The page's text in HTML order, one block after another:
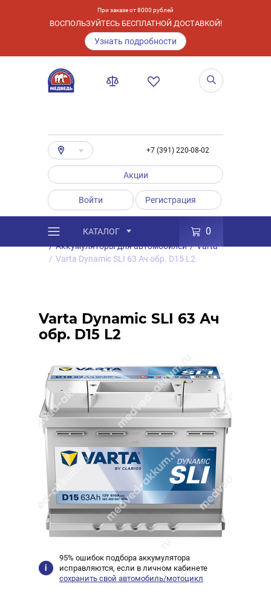
При заказе от 8000 рублей
ВОСПОЛЬЗУЙТЕСЬ БЕСПЛАТНОЙ ДОСТАВКОЙ!
Узнать подробности
+7 (391) 220-08-02
Акции
Войти Регистрация
КАТАЛОГ 0
Каталог / Товары
Аккумуляторы
/ Аккумуляторы для автомобилей / Varta
/ Varta Dynamic SLI 63 Ач обр. D15 L2
Varta Dynamic SLI 63 Ач
обр. D15 L2
95% ошибок подбора аккумулятора
исправляются, если в личном кабинете
сохранить свой автомобиль/мотоцикл